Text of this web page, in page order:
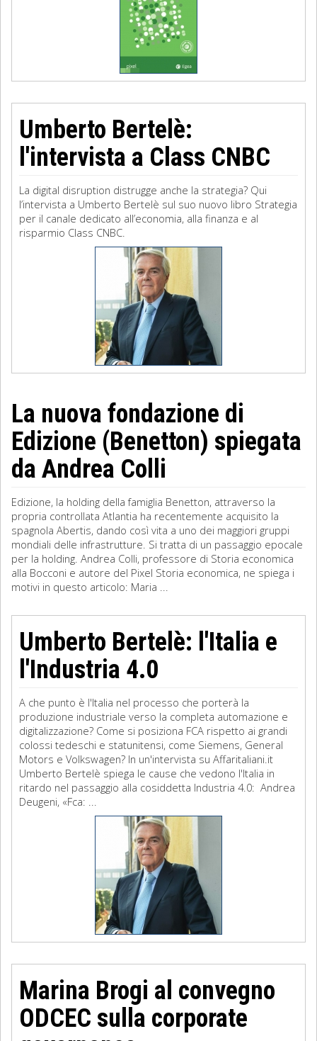
Umberto Bertelè:
l'intervista a Class CNBC
La digital disruption distrugge anche la strategia? Qui
l’intervista a Umberto Bertelè sul suo nuovo libro Strategia
per il canale dedicato all’economia, alla finanza e al
risparmio Class CNBC.
La nuova fondazione di
Edizione (Benetton) spiegata
da Andrea Colli
Edizione, la holding della famiglia Benetton, attraverso la
propria controllata Atlantia ha recentemente acquisito la
spagnola Abertis, dando così vita a uno dei maggiori gruppi
mondiali delle infrastrutture. Si tratta di un passaggio epocale
per la holding. Andrea Colli, professore di Storia economica
alla Bocconi e autore del Pixel Storia economica, ne spiega i
motivi in questo articolo: Maria ...
Umberto Bertelè: l'Italia e
l'Industria 4.0
A che punto è l'Italia nel processo che porterà la
produzione industriale verso la completa automazione e
digitalizzazione? Come si posiziona FCA rispetto ai grandi
colossi tedeschi e statunitensi, come Siemens, General
Motors e Volkswagen? In un'intervista su Affaritaliani.it
Umberto Bertelè spiega le cause che vedono l'Italia in
ritardo nel passaggio alla cosiddetta Industria 4.0: Andrea
Deugeni, «Fca: ...
Marina Brogi al convegno
ODCEC sulla corporate